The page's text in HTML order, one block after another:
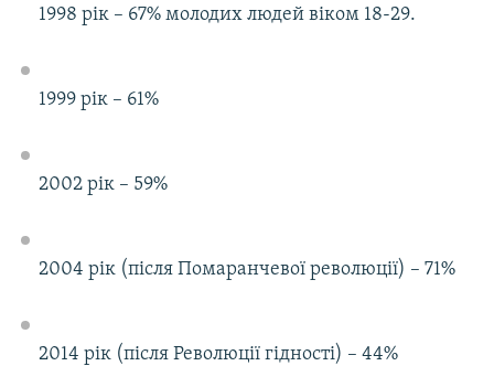
1998 рік – 67% молодих людей віком 18-29.
1999 рік – 61%
2002 рік – 59%
2004 рік (після Помаранчевої революції) – 71%
2014 рік (після Революції гідності) – 44%